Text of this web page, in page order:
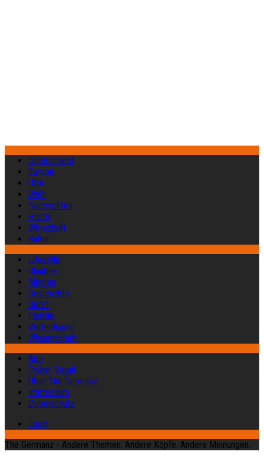
Deutschland
Europa
USA
Welt
Nachrichten
Politik
Wirtschaft
Kultur
Lifestyle
Glauben
Medien
Geschichte
Sport
Familie
Verteidigung
Wissenschaft
Abo
Früher Vogel
Über The Germanz
Impressum
Datenschutz
Login
The Germanz - Andere Themen. Andere Köpfe. Andere Meinungen.